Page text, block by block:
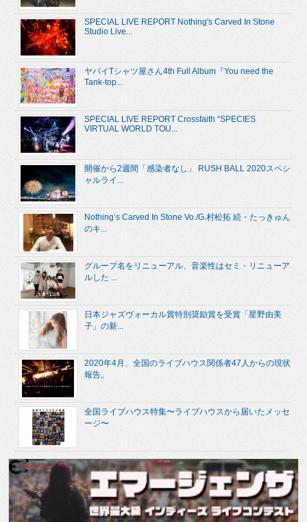
SPECIAL LIVE REPORT Nothing's Carved In Stone
Studio Live...
ヤバイTシャツ屋さん4th Full Album『You need the
Tank-top...
SPECIAL LIVE REPORT Crossfaith “SPECIES
VIRTUAL WORLD TOU...
開催から2週間「感染者なし」 RUSH BALL 2020スペシ
ャルライ...
Nothing’s Carved In Stone Vo./G.村松拓 続・たっきゅん
のキ...
グループ名をリニューアル、音楽性はセミ・リニューア
ルした ...
日本ジャズヴォーカル賞特別奨励賞を受賞「星野由美
子」の新...
2020年4月、全国のライブハウス関係者47人からの現状
報告。
全国ライブハウス特集〜ライブハウスから届いたメッセ
ージ〜